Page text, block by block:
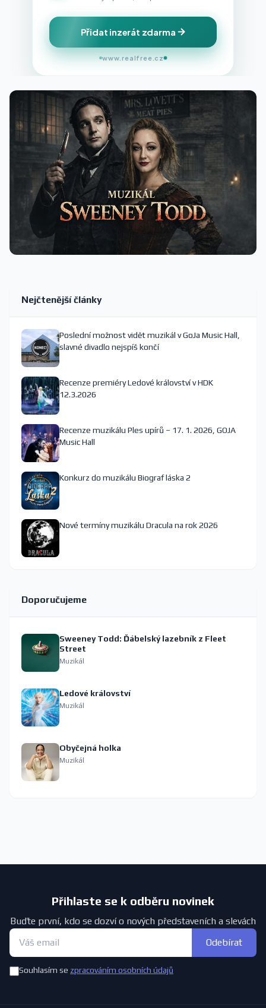
Přidat inzerát zdarma
www.realfree.cz
Nejčtenější články
Poslední možnost vidět muzikál v GoJa Music Hall,
slavné divadlo nejspíš končí
Recenze premiéry Ledové království v HDK
12.3.2026
Recenze muzikálu Ples upírů – 17. 1. 2026, GOJA
Music Hall
Konkurz do muzikálu Biograf láska 2
Nové termíny muzikálu Dracula na rok 2026
Doporučujeme
Sweeney Todd: Ďábelský lazebník z Fleet
Street
Muzikál
Ledové království
Muzikál
Obyčejná holka
Muzikál
Přihlaste se k odběru novinek
Buďte první, kdo se dozví o nových představeních a slevách
Odebírat
Souhlasím se zpracováním osobních údajů